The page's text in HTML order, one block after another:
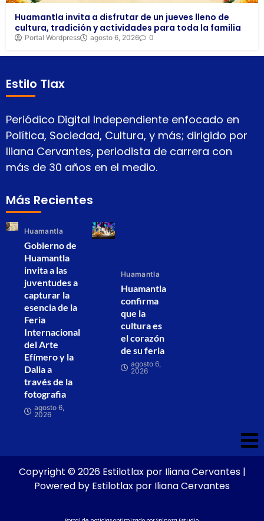
Huamantla invita a disfrutar de un jueves lleno de
cultura, tradición y actividades para toda la familia
Portal Wordpress agosto 6, 2026 0
Estilo Tlax
Periódico Digital Independiente enfocado en
Política, Sociedad, Cultura, y más; dirigido por
Iliana Cervantes, periodista de carrera con
más de 30 años en el medio.
Más Recientes
Huamantla
Gobierno de
Huamantla
invita a las
juventudes a
capturar la
esencia de la
Feria
Internacional
del Arte
Efímero y la
Dalia a
través de la
fotografia
agosto 6,
2026
Huamantla
Huamantla
confirma
que la
cultura es
el corazón
de su feria
agosto 6,
2026
Copyright © 2026 Estilotlax por Iliana Cervantes |
Powered by Estilotlax por Iliana Cervantes